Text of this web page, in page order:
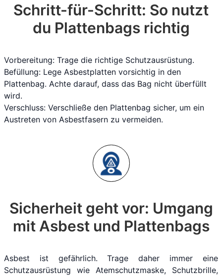
Schritt-für-Schritt: So nutzt
du Plattenbags richtig
Vorbereitung: Trage die richtige Schutzausrüstung.
Befüllung: Lege Asbestplatten vorsichtig in den
Plattenbag. Achte darauf, dass das Bag nicht überfüllt
wird.
Verschluss: Verschließe den Plattenbag sicher, um ein
Austreten von Asbestfasern zu vermeiden.
Sicherheit geht vor: Umgang
mit Asbest und Plattenbags
Asbest ist gefährlich. Trage daher immer eine
Schutzausrüstung wie Atemschutzmaske, Schutzbrille,